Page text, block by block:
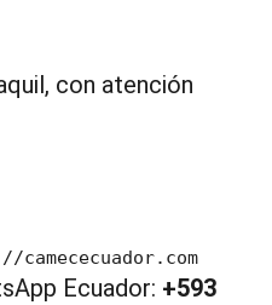
con atención
camececuador.com
Ecuador: +593